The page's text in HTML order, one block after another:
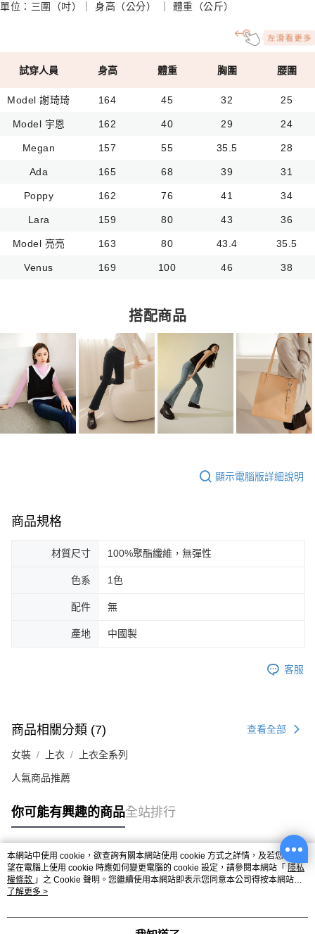
單位：三圍（吋）｜ 身高（公分） ｜ 體重（公斤）
試穿人員 身高 體重 胸圍 腰圍
Model 謝琦琦 164 45 32 25
Model 宇恩 162 40 29 24
Megan 157 55 35.5 28
Ada 165 68 39 31
Poppy 162 76 41 34
Lara 159 80 43 36
Model 亮亮 163 80 43.4 35.5
Venus 169 100 46 38
搭配商品
顯示電腦版詳細說明
商品規格
材質尺寸 100%聚酯纖維，無彈性
色系 1色
配件 無
產地 中國製
客服
商品相關分類 (7) 查看全部
女裝 上衣 上衣全系列
人氣商品推薦
你可能有興趣的商品全站排行
熱門標籤
本網站中使用 cookie，欲查詢有關本網站使用 cookie 方式之詳情，及若您不希
望在電腦上使用 cookie 時應如何變更電腦的 cookie 設定，請參閱本網站「 隱私
權條款 」之 Cookie 聲明。您繼續使用本網站即表示您同意本公司得按本網站使
用條款之 Cookie 聲明使用 cookie。
了解更多 >